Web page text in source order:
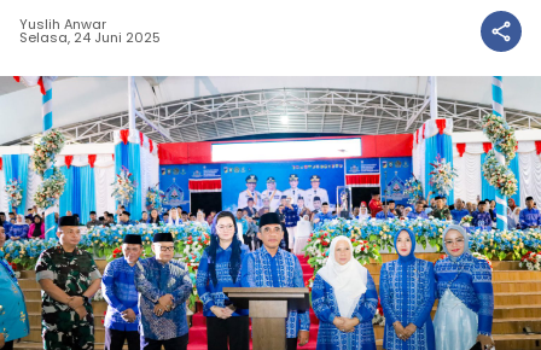
Yuslih Anwar
Selasa, 24 Juni 2025